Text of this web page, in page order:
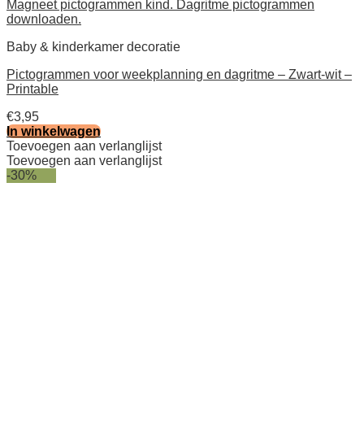
Baby & kinderkamer decoratie
Pictogrammen voor weekplanning en dagritme – Zwart-wit –
Printable
€3,95
In winkelwagen
Toevoegen aan verlanglijst
Toevoegen aan verlanglijst
-30%